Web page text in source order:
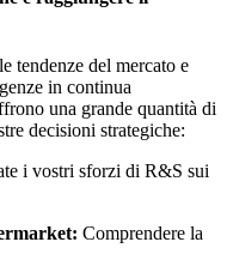
tendenze del mercato e
in continua
una grande quantità di
decisioni strategiche:
i vostri sforzi di R&S sui
Comprendere la